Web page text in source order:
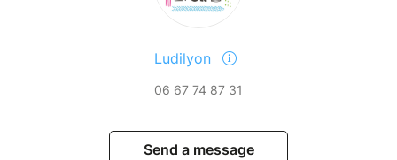
Ludilyon
06 67 74 87 31
Send a message